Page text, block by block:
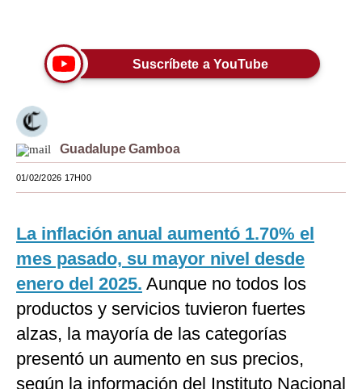
Lujo
Viajes
Moda
Estilos
Mundo
México
Internacional
Tecnología
Suscríbete a YouTube
Guadalupe Gamboa
01/02/2026 17H00
La inflación anual aumentó 1.70% el
mes pasado, su mayor nivel desde
enero del 2025. Aunque no todos los
productos y servicios tuvieron fuertes
alzas, la mayoría de las categorías
presentó un aumento en sus precios,
según la información del Instituto Nacional